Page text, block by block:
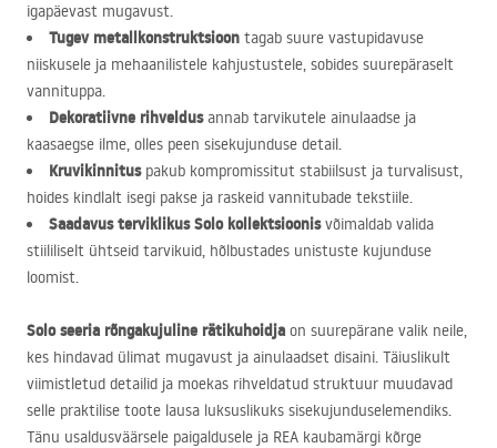
igapäevast mugavust.
Tugev metallkonstruktsioon tagab suure vastupidavuse
niiskusele ja mehaanilistele kahjustustele, sobides suurepäraselt
vannituppa.
Dekoratiivne rihveldusannab tarvikutele ainulaadse ja
kaasaegse ilme, olles peen sisekujunduse detail.
Kruvikinnituspakub kompromissitut stabiilsust ja turvalisust,
hoides kindlalt isegi pakse ja raskeid vannitubade tekstiile.
Saadavus terviklikus Solo kollektsioonisvõimaldab valida
stiililiselt ühtseid tarvikuid, hõlbustades unistuste kujunduse
loomist.
Solo seeria rõngakujuline rätikuhoidja on suurepärane valik neile,
kes hindavad ülimat mugavust ja ainulaadset disaini. Täiuslikult
viimistletud detailid ja moekas rihveldatud struktuur muudavad
selle praktilise toote lausa luksuslikuks sisekujunduselemendiks.
Tänu usaldusväärsele paigaldusele ja REA kaubamärgi kõrge